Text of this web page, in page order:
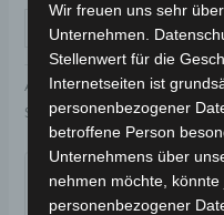
IN DEN
Artikelnummer: BP150-032
Schlagwort:Reifen & Räder
Garantiert
Wir freuen uns sehr
Unternehmen.
Stellenwert für die
Internetseiten ist
personenbezogener
betroffene Person
Unternehmens über
nehmen möchte,
personenbezogener